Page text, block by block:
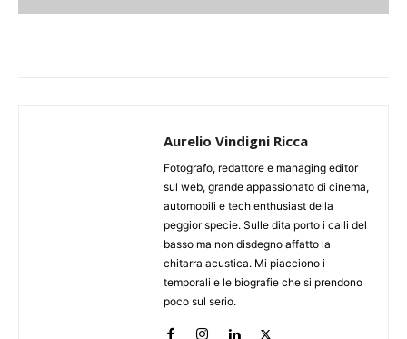
Aurelio Vindigni Ricca
Fotografo, redattore e managing editor
sul web, grande appassionato di cinema,
automobili e tech enthusiast della
peggior specie. Sulle dita porto i calli del
basso ma non disdegno affatto la
chitarra acustica. Mi piacciono i
temporali e le biografie che si prendono
poco sul serio.